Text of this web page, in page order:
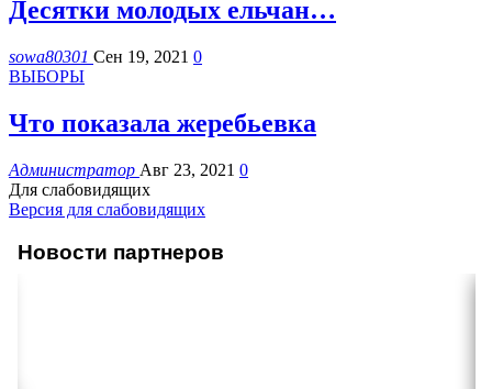
Десятки молодых ельчан…
sowa80301 Сен 19, 2021 0
ВЫБОРЫ
Что показала жеребьевка
Администратор Авг 23, 2021 0
Для слабовидящих
Версия для слабовидящих
Новости партнеров